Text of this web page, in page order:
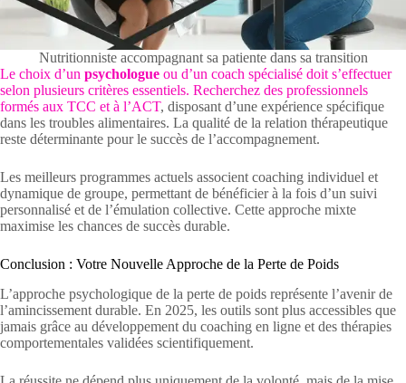
Nutritionniste accompagnant sa patiente dans sa transition
Le choix d’un psychologue ou d’un coach spécialisé doit s’effectuer
selon plusieurs critères essentiels. Recherchez des professionnels
formés aux TCC et à l’ACT, disposant d’une expérience spécifique
dans les troubles alimentaires. La qualité de la relation thérapeutique
reste déterminante pour le succès de l’accompagnement.
Les meilleurs programmes actuels associent coaching individuel et
dynamique de groupe, permettant de bénéficier à la fois d’un suivi
personnalisé et de l’émulation collective. Cette approche mixte
maximise les chances de succès durable.
Conclusion : Votre Nouvelle Approche de la Perte de Poids
L’approche psychologique de la perte de poids représente l’avenir de
l’amincissement durable. En 2025, les outils sont plus accessibles que
jamais grâce au développement du coaching en ligne et des thérapies
comportementales validées scientifiquement.